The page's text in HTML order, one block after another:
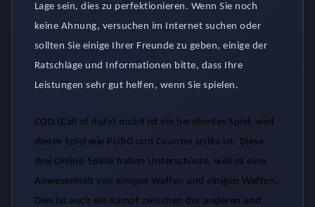
Lage sein, dies zu perfektionieren. Wenn Sie noch
keine Ahnung, versuchen im Internet suchen oder
sollten Sie einige Ihrer Freunde zu geben, einige der
Ratschläge und Informationen bitte, dass Ihre
Leistungen sehr gut helfen, wenn Sie spielen.
COD (Call of duty) mobil ist ein berühmtes Spiel, weil
dieses Spiel wie PUBG und Counter strike ist. Diese
drei Online-Spiele haben Unterschiede, weil es eine
Anwesenheit von einigen Waffen und einigen Waffen.
Dies ist auch ein Kampf zwischen der anderen und